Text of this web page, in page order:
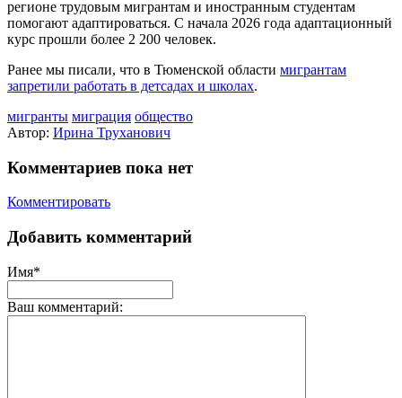
регионе трудовым мигрантам и иностранным студентам
помогают адаптироваться. С начала 2026 года адаптационный
курс прошли более 2 200 человек.
Ранее мы писали, что в Тюменской области мигрантам
запретили работать в детсадах и школах.
мигранты миграция общество
Автор: Ирина Труханович
Комментариев пока нет
Комментировать
Добавить комментарий
Имя*
Ваш комментарий: